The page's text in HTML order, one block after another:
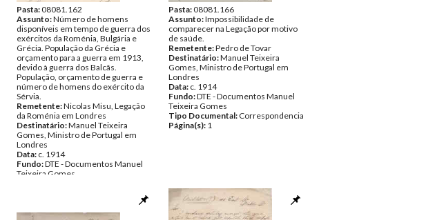
Pasta:08081.162
Assunto:Número de homens
disponíveis em tempo de guerra dos
exércitos da Roménia, Bulgária e
Grécia. População da Grécia e
orçamento para a guerra em 1913,
devido à guerra dos Balcãs.
População, orçamento de guerra e
número de homens do exército da
Sérvia.
Remetente:Nicolas Misu, Legação
da Roménia em Londres
Destinatário:Manuel Teixeira
Gomes, Ministro de Portugal em
Londres
Data: c. 1914
Fundo:DTE - Documentos Manuel
Teixeira Gomes
Pasta:08081.166
Assunto:Impossibilidade de
comparecer na Legação por motivo
de saúde.
Remetente:Pedro de Tovar
Destinatário:Manuel Teixeira
Gomes, Ministro de Portugal em
Londres
Data: c. 1914
Fundo:DTE - Documentos Manuel
Teixeira Gomes
Tipo Documental: Correspondencia
Página(s): 1